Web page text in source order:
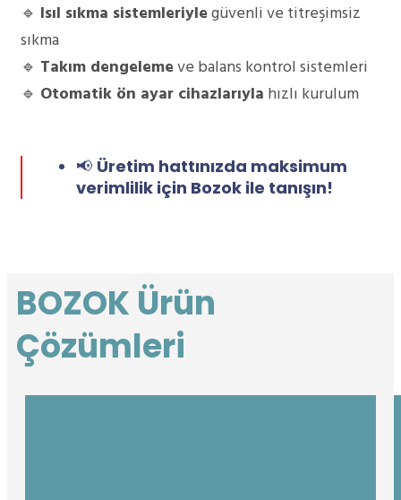
🔹 Isıl sıkma sistemleriylegüvenli ve titreşimsiz
sıkma
🔹 Takım dengelemeve balans kontrol sistemleri
🔹 Otomatik ön ayar cihazlarıyla hızlı kurulum
📢 Üretim hattınızda maksimum
verimlilik için Bozok ile tanışın!
BOZOK Ürün
Çözümleri